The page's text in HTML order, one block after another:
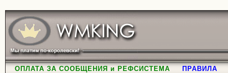
ОПЛАТА ЗА СООБЩЕНИЯ и РЕФСИСТЕМА ПРАВИЛА